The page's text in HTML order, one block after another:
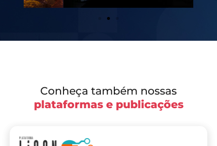
Conheça também nossas
plataformas e publicações